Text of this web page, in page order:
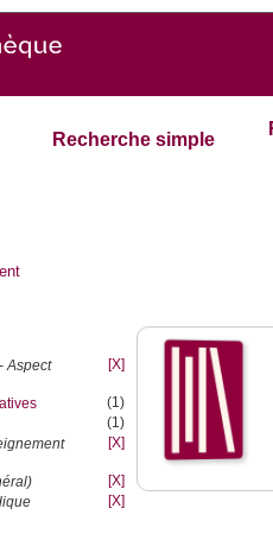
Recherche simple
Aspect
[X]
(1)
(1)
[X]
[X]
[X]